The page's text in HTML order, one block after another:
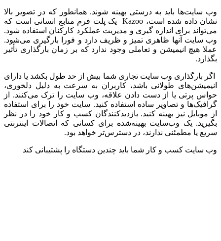
وب سایت‌ها باید به درستی بهینه شوند. همانطور که در تصویر بالا
نشان داده شده است، Kazoo یک پلت فرم منابع انسانی است که
می‌تواند برای اندازه گیری و مدیریت عملکرد کارکنان استفاده شود.
وب سایت آنها ظاهری تمیز و ظریف دارد و فورا بارگیری می‌شود.
عملا هیچ انیمیشن و تعاملی وجود ندارد که بر زمان بارگذاری تأثیر
بگذارد.
اگر بارگذاری وب سایت تجاری شما بیش از حد طول بکشد یا دارای
انیمیشن‌های طولانی باشد، کاربران به سرعت به دلیل دلخوری،
حواس پرتی یا از دست دادن علاقه، وب سایت را ترک می‌کنند. از
گرافیک‌ها و تصاویر ساده استفاده کنید. سایت خود را برای استفاده
از موبایل نیز بهینه کنید. بازدیدکنندگان کسب و کار خود را در نظر
بگیرید. یک وب‌سایت بهینه‌شده برای کسانی که اتصالات اینترنتی
سریع یا مطمئنی ندارند، در دسترس‌تر خواهد بود.
وب سایت کسب و کار شما باید چندین دستگاه را پشتیبانی کند